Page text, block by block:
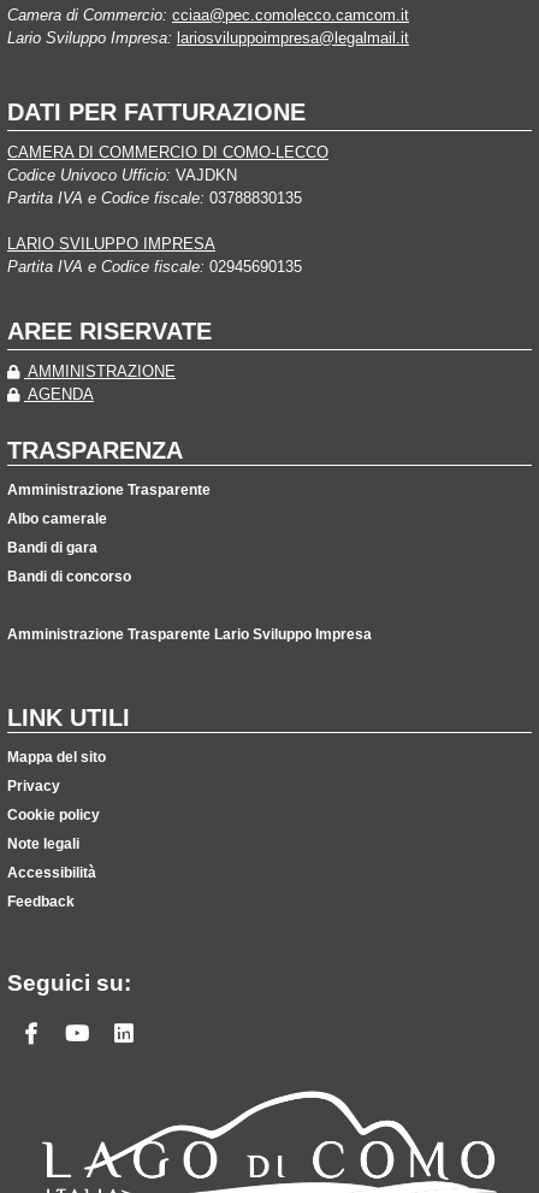
Camera di Commercio: cciaa@pec.comolecco.camcom.it
Lario Sviluppo Impresa: lariosviluppoimpresa@legalmail.it
DATI PER FATTURAZIONE
CAMERA DI COMMERCIO DI COMO-LECCO
Codice Univoco Ufficio: VAJDKN
Partita IVA e Codice fiscale: 03788830135
LARIO SVILUPPO IMPRESA
Partita IVA e Codice fiscale: 02945690135
AREE RISERVATE
AMMINISTRAZIONE
AGENDA
TRASPARENZA
Amministrazione Trasparente
Albo camerale
Bandi di gara
Bandi di concorso
Amministrazione Trasparente Lario Sviluppo Impresa
LINK UTILI
Mappa del sito
Privacy
Cookie policy
Note legali
Accessibilità
Feedback
Seguici su:
Facebook
Youtube